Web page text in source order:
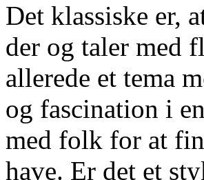
Det klassiske er,
der og taler med
allerede et tema
og fascination i
med folk for at
have. Er det et